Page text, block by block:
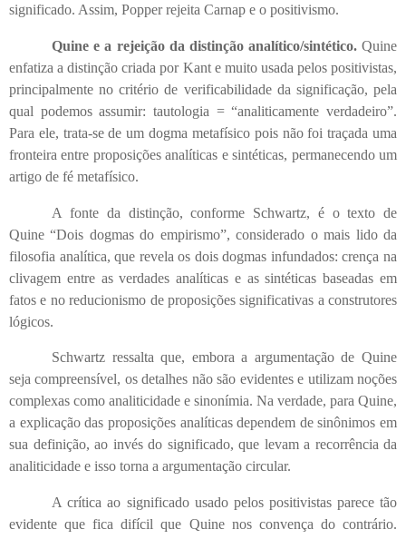
significado. Assim, Popper rejeita Carnap e o positivismo.
Quine e a rejeição da distinção analítico/sintético.Quine
enfatiza a distinção criada por Kant e muito usada pelos positivistas,
principalmente no critério de verificabilidade da significação, pela
qual podemos assumir: tautologia = “analiticamente verdadeiro”.
Para ele, trata-se de um dogma metafísico pois não foi traçada uma
fronteira entre proposições analíticas e sintéticas, permanecendo um
artigo de fé metafísico.
A fonte da distinção, conforme Schwartz, é o texto de
Quine “Dois dogmas do empirismo”, considerado o mais lido da
filosofia analítica, que revela os dois dogmas infundados: crença na
clivagem entre as verdades analíticas e as sintéticas baseadas em
fatos e no reducionismo de proposições significativas a construtores
lógicos.
Schwartz ressalta que, embora a argumentação de Quine
seja compreensível, os detalhes não são evidentes e utilizam noções
complexas como analiticidade e sinonímia. Na verdade, para Quine,
a explicação das proposições analíticas dependem de sinônimos em
sua definição, ao invés do significado, que levam a recorrência da
analiticidade e isso torna a argumentação circular.
A crítica ao significado usado pelos positivistas parece tão
evidente que fica difícil que Quine nos convença do contrário.